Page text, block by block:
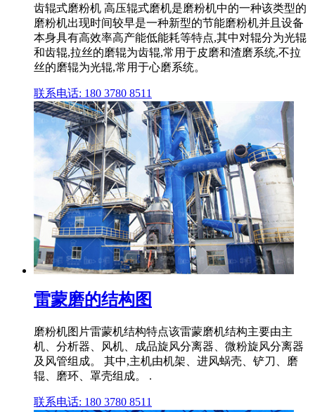
齿辊式磨粉机 高压辊式磨机是磨粉机中的一种该类型的
磨粉机出现时间较早是一种新型的节能磨粉机并且设备
本身具有高效率高产能低能耗等特点,其中对辊分为光辊
和齿辊,拉丝的磨辊为齿辊,常用于皮磨和渣磨系统,不拉
丝的磨辊为光辊,常用于心磨系统。
联系电话: 180 3780 8511
雷蒙磨的结构图
磨粉机图片雷蒙机结构特点该雷蒙磨机结构主要由主
机、分析器、风机、成品旋风分离器、微粉旋风分离器
及风管组成。 其中,主机由机架、进风蜗壳、铲刀、磨
辊、磨环、罩壳组成。 .
联系电话: 180 3780 8511